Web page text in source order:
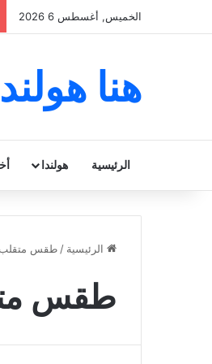
الخميس, أغسطس 6 2026
هنا هولندا
الرئيسية هولندا
الرئيسية / طقس متقلب
طقس